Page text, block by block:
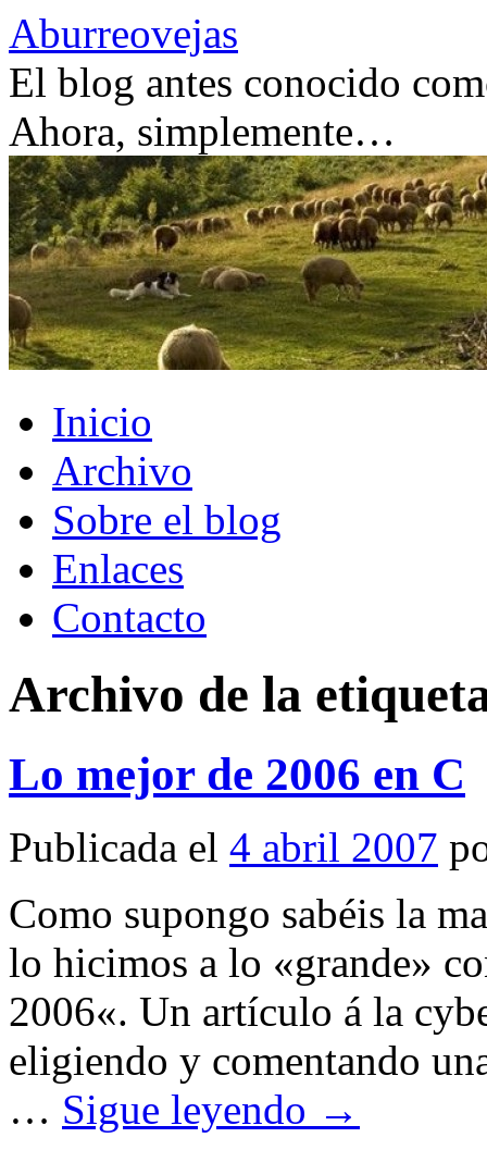
Saltar
al
contenido
Aburreovejas
El blog antes conocido
Ahora, simplemente…
Inicio
Archivo
Sobre el blog
Enlaces
Contacto
Archivo de la
Lo mejor de 2006 en C
Publicada el 4 abril 2007
Como supongo sabéis la
lo hicimos a lo «grande»
2006«. Un artículo á la
eligiendo y comentando
… Sigue leyendo →